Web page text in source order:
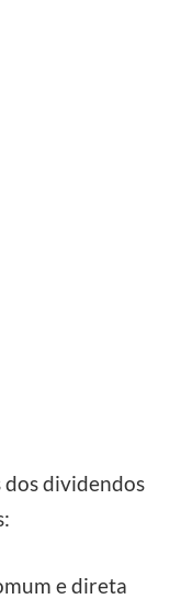
dos dividendos
e direta